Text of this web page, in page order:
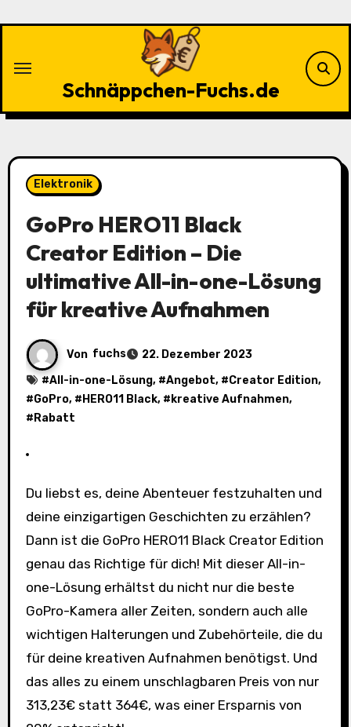
Schnäppchen-Fuchs.de
Elektronik
GoPro HERO11 Black
Creator Edition – Die
ultimative All-in-one-Lösung
für kreative Aufnahmen
Von fuchs
22. Dezember 2023
#All-in-one-Lösung, #Angebot, #Creator Edition,
#GoPro, # HERO11 Black, # kreative Aufnahmen,
# Rabatt
Du liebst es, deine Abenteuer festzuhalten und
deine einzigartigen Geschichten zu erzählen?
Dann ist die GoPro HERO11 Black Creator Edition
genau das Richtige für dich! Mit dieser All-in-
one-Lösung erhältst du nicht nur die beste
GoPro-Kamera aller Zeiten, sondern auch alle
wichtigen Halterungen und Zubehörteile, die du
für deine kreativen Aufnahmen benötigst. Und
das alles zu einem unschlagbaren Preis von nur
313,23€ statt 364€, was einer Ersparnis von